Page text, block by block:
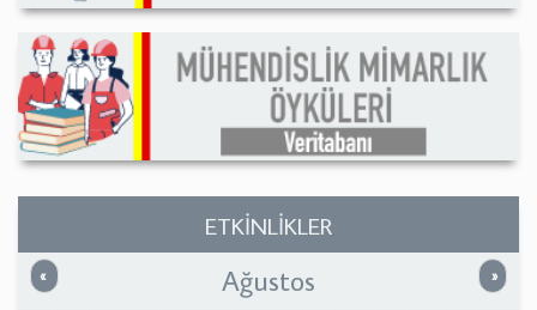
ETKİNLİKLER
« Önceki »
Ağustos